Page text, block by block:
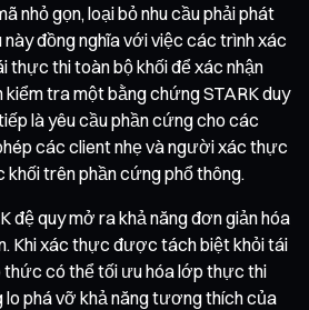
nhỏ gọn, loại bỏ nhu cầu phải phát
đồng nghĩa với việc các trình xác
thực thi toàn bộ khối để xác nhận
tra một bằng chứng STARK duy
là yêu cầu phần cứng cho các
các client nhẹ và người xác thực
trên phần cứng phổ thông.
đệ quy mở ra khả năng đơn giản hóa
Khi xác thực được tách biệt khỏi tái
có thể tối ưu hóa lớp thực thi
lo phá vỡ khả năng tương thích của